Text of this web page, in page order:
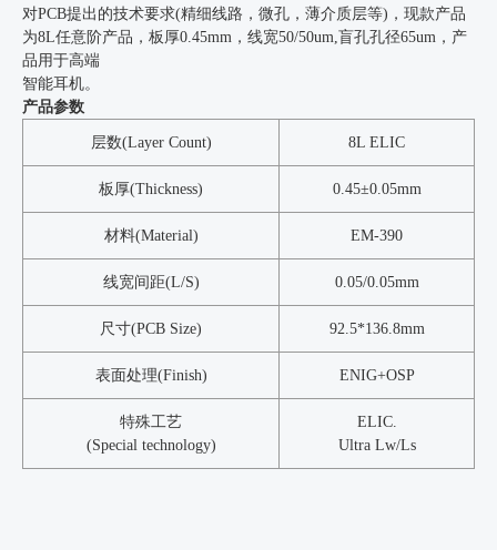
对PCB提出的技术要求(精细线路，微孔，薄介质层等)，现款产品
为8L任意阶产品，板厚0.45mm，线宽50/50um,盲孔孔径65um，产
品用于高端
智能耳机。
产品参数
层数(Layer Count) 8L ELIC
板厚(Thickness) 0.45±0.05mm
材料(Material) EM-390
线宽间距(L/S) 0.05/0.05mm
尺寸(PCB Size) 92.5*136.8mm
表面处理(Finish) ENIG+OSP
特殊工艺
(Special technology)
ELIC.
Ultra Lw/Ls